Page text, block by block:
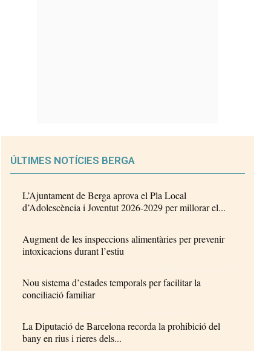
ÚLTIMES NOTÍCIES BERGA
L’Ajuntament de Berga aprova el Pla Local
d’Adolescència i Joventut 2026-2029 per millorar el...
Augment de les inspeccions alimentàries per prevenir
intoxicacions durant l’estiu
Nou sistema d’estades temporals per facilitar la
conciliació familiar
La Diputació de Barcelona recorda la prohibició del
bany en rius i rieres dels...